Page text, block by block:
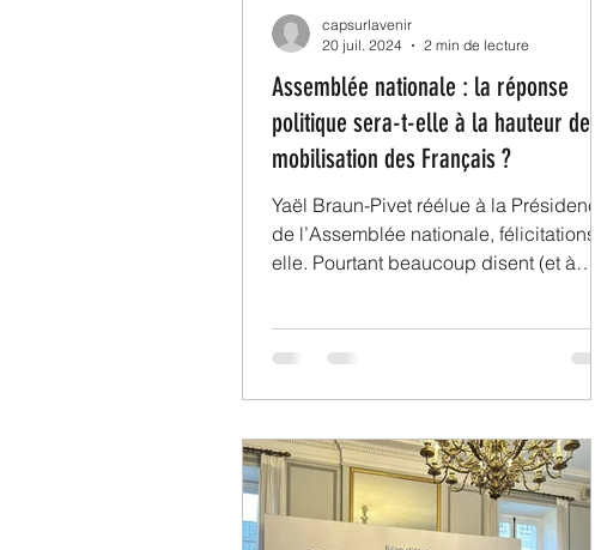
Assemblée nationale : la réponse
politique sera-t-elle à la hauteur de la
mobilisation des Français ?
Yaël Braun-Pivet réélue à la Présidence
de l’Assemblée nationale, félicitations à
elle. Pourtant beaucoup disent (et à
capsurlavenir
20 juil. 2024
2 min de lecture